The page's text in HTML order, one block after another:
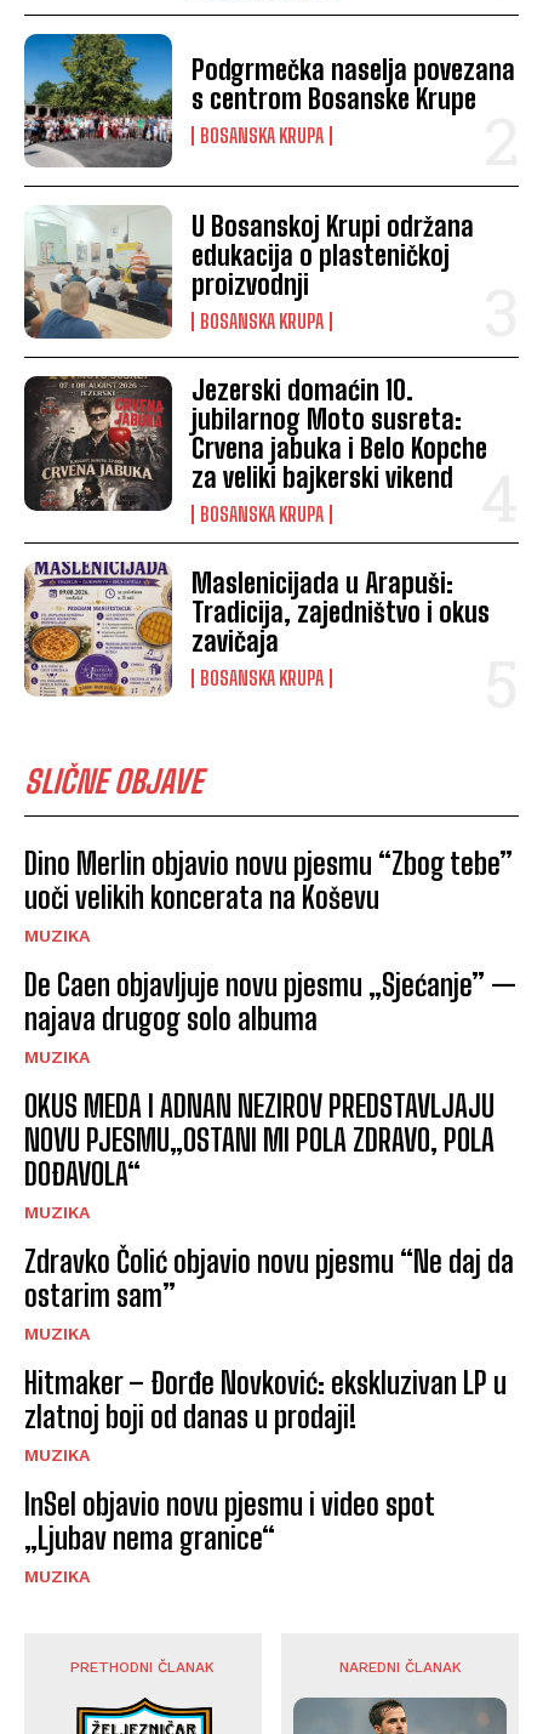
Podgrmečka naselja povezana
s centrom Bosanske Krupe
BOSANSKA KRUPA
U Bosanskoj Krupi održana
edukacija o plasteničkoj
proizvodnji
BOSANSKA KRUPA
Jezerski domaćin 10.
jubilarnog Moto susreta:
Crvena jabuka i Belo Kopche
za veliki bajkerski vikend
BOSANSKA KRUPA
Maslenicijada u Arapuši:
Tradicija, zajedništvo i okus
zavičaja
BOSANSKA KRUPA
SLIČNE OBJAVE
Dino Merlin objavio novu pjesmu “Zbog tebe”
uoči velikih koncerata na Koševu
MUZIKA
De Caen objavljuje novu pjesmu „Sjećanje” —
najava drugog solo albuma
MUZIKA
OKUS MEDA I ADNAN NEZIROV PREDSTAVLJAJU
NOVU PJESMU„OSTANI MI POLA ZDRAVO, POLA
DOĐAVOLA“
MUZIKA
Zdravko Čolić objavio novu pjesmu “Ne daj da
ostarim sam”
MUZIKA
Hitmaker – Đorđe Novković: ekskluzivan LP u
zlatnoj boji od danas u prodaji!
MUZIKA
InSel objavio novu pjesmu i video spot
„Ljubav nema granice“
MUZIKA
PRETHODNI ČLANAK NAREDNI ČLANAK